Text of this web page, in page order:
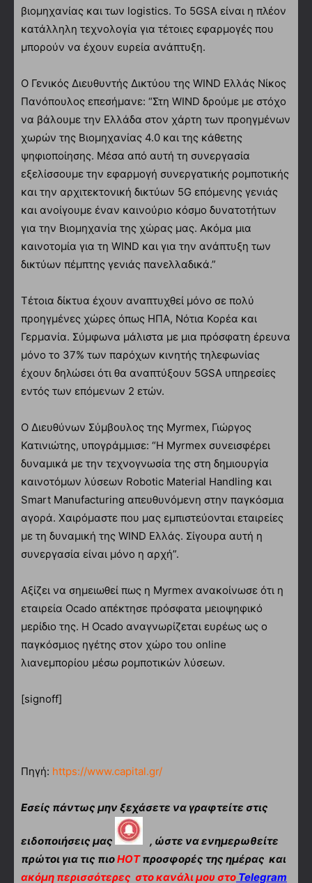
βιομηχανίας και των logistics. Το 5GSA είναι η πλέον
κατάλληλη τεχνολογία για τέτοιες εφαρμογές που
μπορούν να έχουν ευρεία ανάπτυξη.
Ο Γενικός Διευθυντής Δικτύου της WIND Ελλάς Νίκος
Πανόπουλος επεσήμανε: “Στη WIND δρούμε με στόχο
να βάλουμε την Ελλάδα στον χάρτη των προηγμένων
χωρών της Βιομηχανίας 4.0 και της κάθετης
ψηφιοποίησης. Μέσα από αυτή τη συνεργασία
εξελίσσουμε την εφαρμογή συνεργατικής ρομποτικής
και την αρχιτεκτονική δικτύων 5G επόμενης γενιάς
και ανοίγουμε έναν καινούριο κόσμο δυνατοτήτων
για την Βιομηχανία της χώρας μας. Ακόμα μια
καινοτομία για τη WIND και για την ανάπτυξη των
δικτύων πέμπτης γενιάς πανελλαδικά.”
Τέτοια δίκτυα έχουν αναπτυχθεί μόνο σε πολύ
προηγμένες χώρες όπως ΗΠΑ, Νότια Κορέα και
Γερμανία. Σύμφωνα μάλιστα με μια πρόσφατη έρευνα
μόνο το 37% των παρόχων κινητής τηλεφωνίας
έχουν δηλώσει ότι θα αναπτύξουν 5GSA υπηρεσίες
εντός των επόμενων 2 ετών.
Ο Διευθύνων Σύμβουλος της Myrmex, Γιώργος
Κατινιώτης, υπογράμμισε: “Η Myrmex συνεισφέρει
δυναμικά με την τεχνογνωσία της στη δημιουργία
καινοτόμων λύσεων Robotic Material Handling και
Smart Manufacturing απευθυνόμενη στην παγκόσμια
αγορά. Χαιρόμαστε που μας εμπιστεύονται εταιρείες
με τη δυναμική της WIND Ελλάς. Σίγουρα αυτή η
συνεργασία είναι μόνο η αρχή”.
Αξίζει να σημειωθεί πως η Myrmex ανακοίνωσε ότι η
εταιρεία Ocado απέκτησε πρόσφατα μειοψηφικό
μερίδιο της. Η Ocado αναγνωρίζεται ευρέως ως ο
παγκόσμιος ηγέτης στον χώρο του online
λιανεμπορίου μέσω ρομποτικών λύσεων.
[signoff]
Πηγή: https://www.capital.gr/
Εσείς πάντως μην ξεχάσετε να γραφτείτε στις
ειδοποιήσεις μας
, ώστε να ενημερωθείτε
πρώτοι για τις πιοHOTπροσφορές της ημέρας και
ακόμη περισσότερες στο κανάλι μου στο Telegram